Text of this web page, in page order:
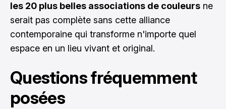
les 20 plus belles associations de couleurs ne
serait pas complète sans cette alliance
contemporaine qui transforme n'importe quel
espace en un lieu vivant et original.
Questions fréquemment
posées